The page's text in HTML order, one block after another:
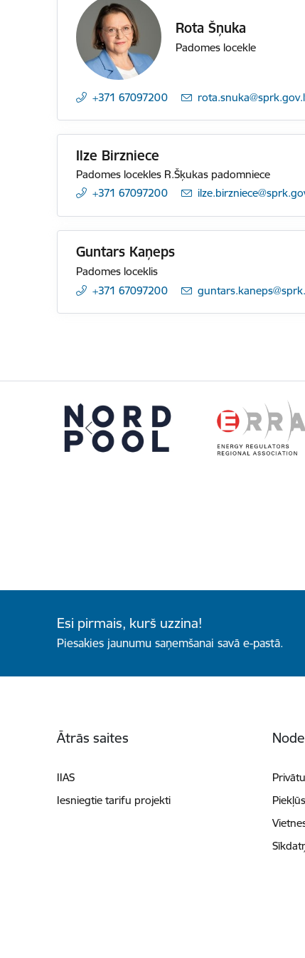
Rota Šņuka
Padomes locekle
+371 67097200 E-pasts:
Ilze Birzniece
Padomes locekles R.Šķukas padomniece
+371 67097200
E-pasts:
Guntars Kaņeps
Padomes loceklis
+371 67097200
E-pasts:
Esi pirmais, kurš uzzina!
Piesakies jaunumu saņemšanai savā e-pastā.
Ātrās saites
IIAS
Iesniegtie tarifu projekti